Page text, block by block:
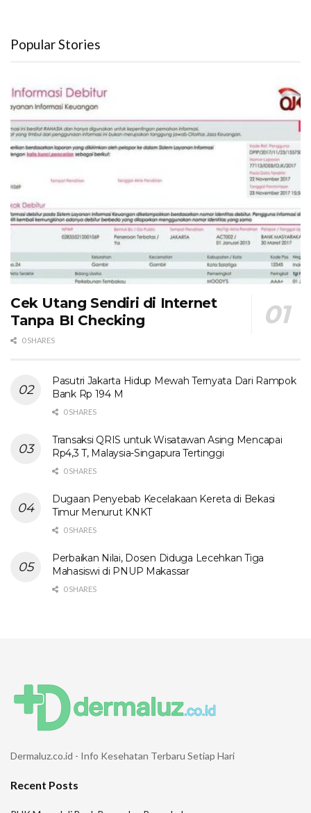
Popular Stories
Cek Utang Sendiri di Internet
Tanpa BI Checking
0 SHARES
Pasutri Jakarta Hidup Mewah Ternyata Dari Rampok
Bank Rp 194 M
0 SHARES
Transaksi QRIS untuk Wisatawan Asing Mencapai
Rp4,3 T, Malaysia-Singapura Tertinggi
0 SHARES
Dugaan Penyebab Kecelakaan Kereta di Bekasi
Timur Menurut KNKT
0 SHARES
Perbaikan Nilai, Dosen Diduga Lecehkan Tiga
Mahasiswi di PNUP Makassar
0 SHARES
Dermaluz.co.id - Info Kesehatan Terbaru Setiap Hari
Recent Posts